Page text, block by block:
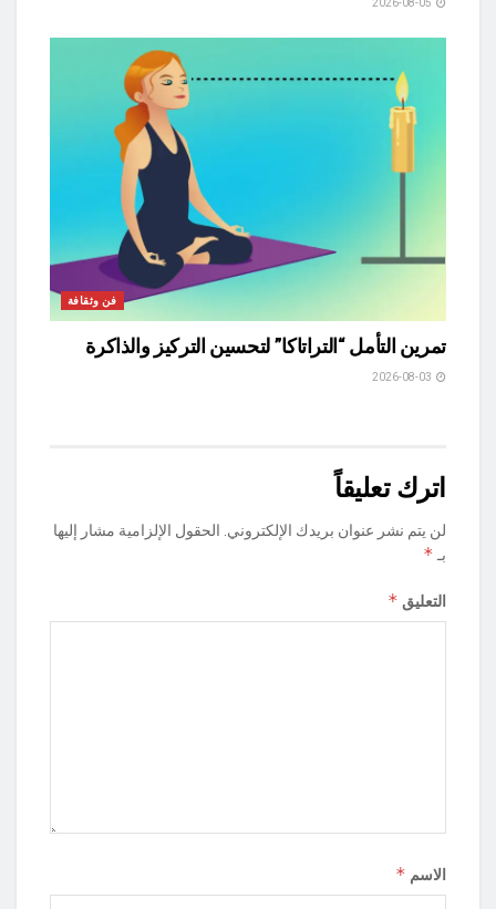
فن وثقافة
تمرين التأمل “التراتاكا” لتحسين التركيز والذاكرة
اترك تعليقاً
لن يتم نشر عنوان بريدك الإلكتروني. الحقول الإلزامية مشار إليها
بـ *
التعليق *
الاسم *